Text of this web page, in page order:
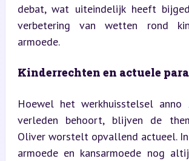
debat, wat uiteindelijk heeft
verbetering van wetten rond
armoede.
Kinderrechten en actuele
Hoewel het werkhuisstelsel
verleden behoort, blijven de
Oliver worstelt opvallend actueel.
armoede en kansarmoede nog